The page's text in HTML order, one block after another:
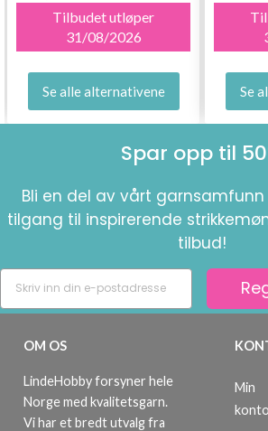
Tilbudet utløper
31/08/2026
Se alle alternativene Se
Spar opp til
Bli en del av vårt garnsamfunn
tilgang til inspirerende
tilbud!
OM OS
LindeHobby forsyner hele
Norge med kvalitetsgarn.
Vi har et bredt utvalg fra
Min
konto